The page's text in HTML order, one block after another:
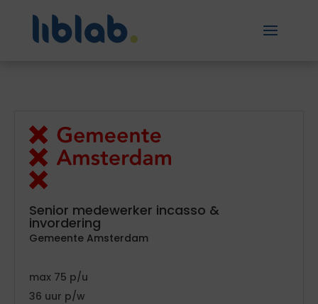
Senior medewerker incasso &
invordering
Gemeente Amsterdam
75
36